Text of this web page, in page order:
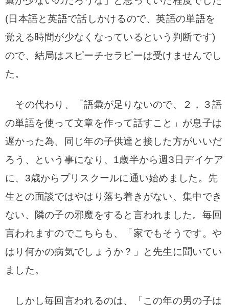
(日本語と英語で話しかけるので、英語の単語を
覚える時間が少なくなっているという判断です)
ので、結局はスピーチセラピーは受けませんでし
た。
その代わり、「語彙が足りないので、２，３語
の単語を使って文章を作って話すこと」が息子は
遅かった為、同じ年の子供達と接した方がいいだ
ろう、という事になり、1歳半から週3日デイケア
に、3歳からプリスクールに通い始めました。 先
生との面談ではやはり落ち着きがない、集中でき
ない、隣の子の邪魔をすると言われました。 毎回
言われますのでこちらも、「家でもそうです。や
はり何かの病気でしょうか？」と先生に聞いてい
ました。
しかし毎回言われるのは、「この年の男の子は